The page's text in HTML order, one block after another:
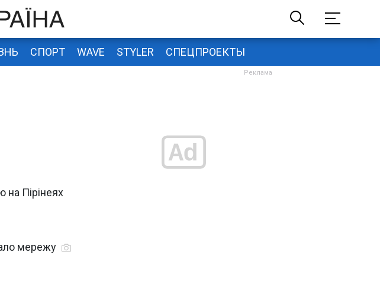
СПОРТ WAVE STYLER СПЕЦПРОЕКТЫ
на Пірінеях
мережу